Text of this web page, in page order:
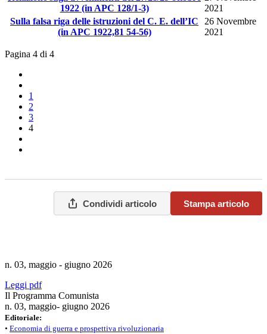
1922 (in APC 128/1-3)
2021
Sulla falsa riga delle istruzioni del C. E. dell’IC
(in APC 1922,81 54-56)
26 Novembre
2021
Pagina 4 di 4
1
2
3
4
Condividi articolo Stampa articolo
n. 03, maggio - giugno 2026
Leggi pdf
Il Programma Comunista
n. 03, maggio- giugno 2026
Editoriale:
• Economia di guerra e prospettiva rivoluzionaria